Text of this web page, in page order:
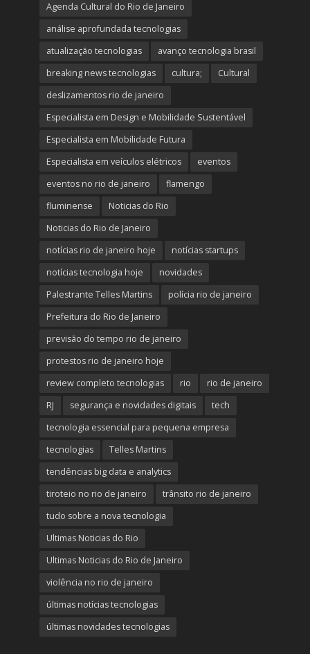
Agenda Cultural do Rio de Janeiro
análise aprofundada tecnologias
atualização tecnologias
avanço tecnologia brasil
breaking news tecnologias
cultura;
Cultural
deslizamentos rio de janeiro
Especialista em Design e Mobilidade Sustentável
Especialista em Mobilidade Futura
Especialista em veículos elétricos
eventos
eventos no rio de janeiro
flamengo
fluminense
Noticias do Rio
Noticias do Rio de Janeiro
notícias rio de janeiro hoje
notícias startups
notícias tecnologia hoje
novidades
Palestrante Telles Martins
polícia rio de janeiro
Prefeitura do Rio de Janeiro
previsão do tempo rio de janeiro
protestos rio de janeiro hoje
review completo tecnologias
rio
rio de janeiro
RJ
segurança e novidades digitais
tech
tecnologia essencial para pequena empresa
tecnologias
Telles Martins
tendências big data e analytics
tiroteio no rio de janeiro
trânsito rio de janeiro
tudo sobre a nova tecnologia
Ultimas Noticias do Rio
Ultimas Noticias do Rio de Janeiro
violência no rio de janeiro
últimas notícias tecnologias
últimas novidades tecnologias